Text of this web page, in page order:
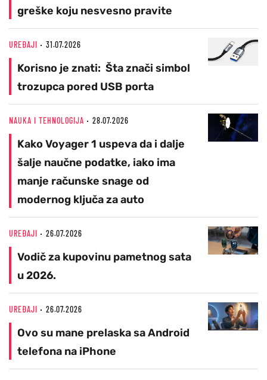
greške koju nesvesno pravite
UREĐAJI 31.07.2026
Korisno je znati: Šta znači simbol
trozupca pored USB porta
NAUKA I TEHNOLOGIJA 28.07.2026
Kako Voyager 1 uspeva da i dalje
šalje naučne podatke, iako ima
manje računske snage od
modernog ključa za auto
UREĐAJI 26.07.2026
Vodič za kupovinu pametnog sata
u 2026.
UREĐAJI 26.07.2026
Ovo su mane prelaska sa Android
telefona na iPhone